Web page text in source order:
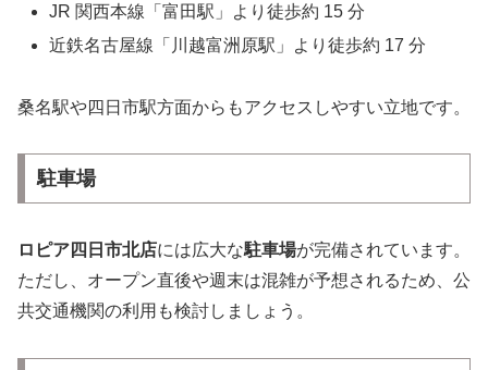
JR 関西本線「富田駅」より徒歩約 15 分
近鉄名古屋線「川越富洲原駅」より徒歩約 17 分
桑名駅や四日市駅方面からもアクセスしやすい立地です。
駐車場
ロピア四日市北店には広大な駐車場が完備されています。
ただし、オープン直後や週末は混雑が予想されるため、公
共交通機関の利用も検討しましょう。